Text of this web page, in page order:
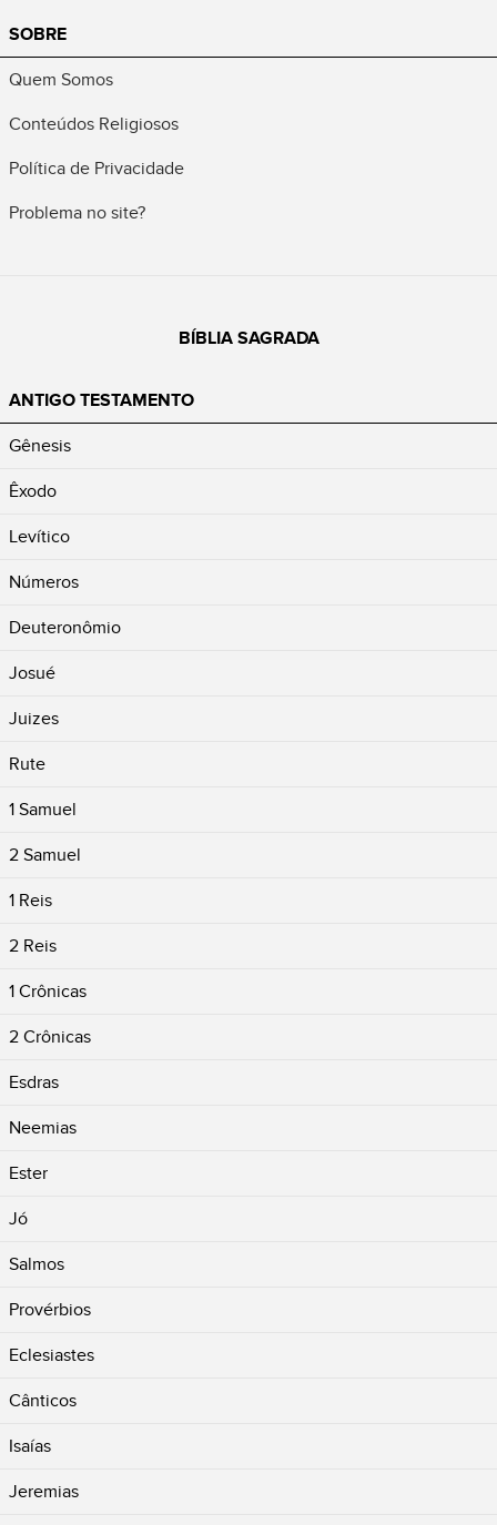
SOBRE
Quem Somos
Conteúdos Religiosos
Política de Privacidade
Problema no site?
BÍBLIA SAGRADA
ANTIGO TESTAMENTO
Gênesis
Êxodo
Levítico
Números
Deuteronômio
Josué
Juizes
Rute
1 Samuel
2 Samuel
1 Reis
2 Reis
1 Crônicas
2 Crônicas
Esdras
Neemias
Ester
Jó
Salmos
Provérbios
Eclesiastes
Cânticos
Isaías
Jeremias